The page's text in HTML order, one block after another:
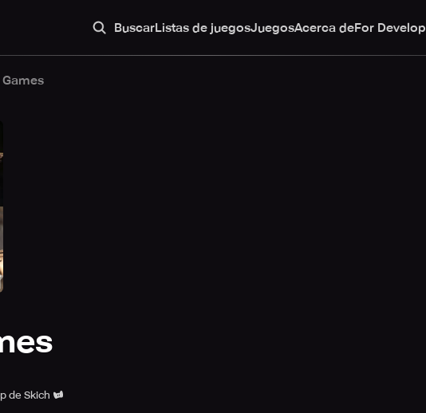
BuscarListas de juegosJuegosAcerca deFor
de Skich